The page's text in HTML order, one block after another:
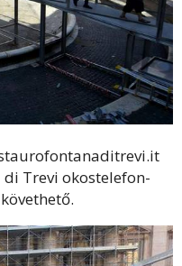
Trevi okostelefon-